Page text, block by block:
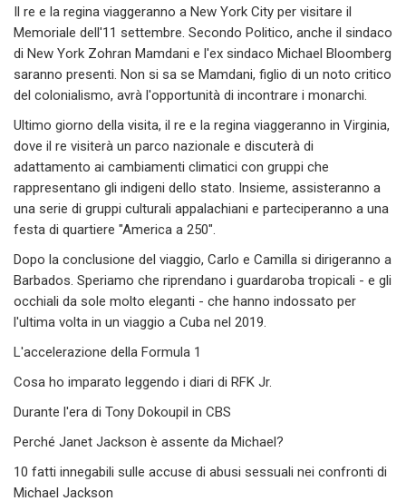
Il re e la regina viaggeranno a New York City per visitare il
Memoriale dell'11 settembre. Secondo Politico, anche il sindaco
di New York Zohran Mamdani e l'ex sindaco Michael Bloomberg
saranno presenti. Non si sa se Mamdani, figlio di un noto critico
del colonialismo, avrà l'opportunità di incontrare i monarchi.
Ultimo giorno della visita, il re e la regina viaggeranno in Virginia,
dove il re visiterà un parco nazionale e discuterà di
adattamento ai cambiamenti climatici con gruppi che
rappresentano gli indigeni dello stato. Insieme, assisteranno a
una serie di gruppi culturali appalachiani e parteciperanno a una
festa di quartiere "America a 250".
Dopo la conclusione del viaggio, Carlo e Camilla si dirigeranno a
Barbados. Speriamo che riprendano i guardaroba tropicali - e gli
occhiali da sole molto eleganti - che hanno indossato per
l'ultima volta in un viaggio a Cuba nel 2019.
L'accelerazione della Formula 1
Cosa ho imparato leggendo i diari di RFK Jr.
Durante l'era di Tony Dokoupil in CBS
Perché Janet Jackson è assente da Michael?
10 fatti innegabili sulle accuse di abusi sessuali nei confronti di
Michael Jackson